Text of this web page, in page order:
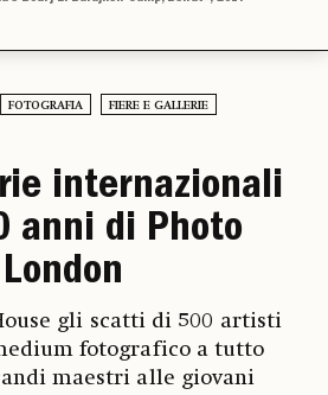
FOTOGRAFIA FIERE E GALLERIE
internazionali
anni di Photo
London
gli scatti di 500 artisti
fotografico a tutto
maestri alle giovani